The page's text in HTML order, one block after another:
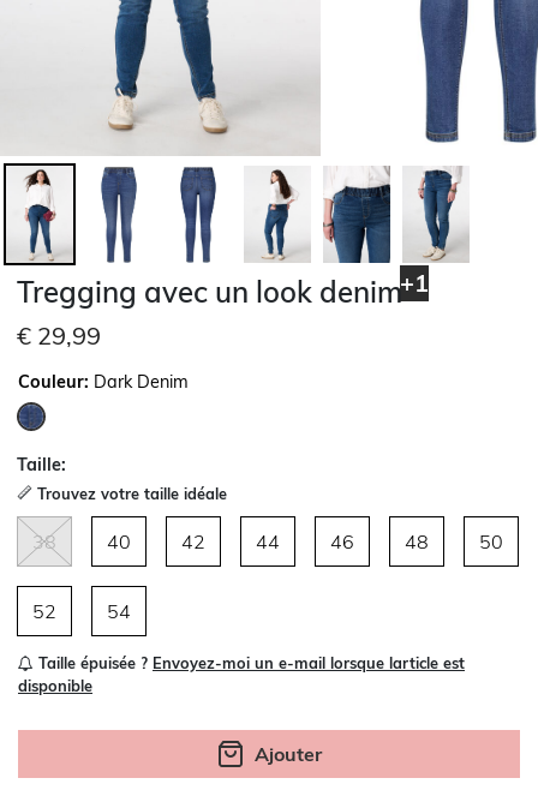
+1
Tregging avec un look denim
€ 29,99
Couleur: Dark Denim
Taille:
Trouvez votre taille idéale
38 40 42 44 46 48 50
52 54
Taille épuisée ? Envoyez-moi un e-mail lorsque larticle est
disponible
Ajouter